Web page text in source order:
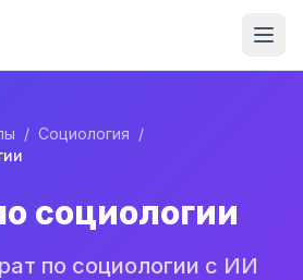
/ Социология /
социологии
по социологии с ИИ